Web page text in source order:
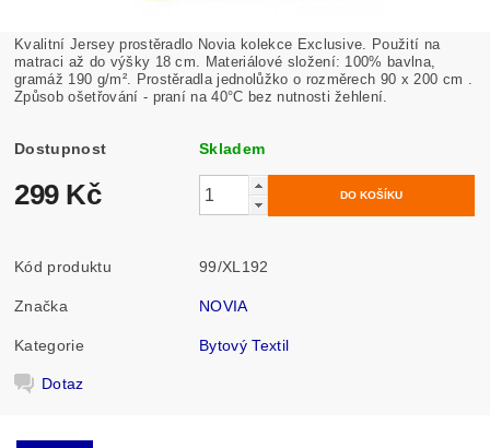
Kvalitní Jersey prostěradlo Novia kolekce Exclusive.
Použití na
matraci až do výšky 18 cm. Materiálové složení: 100% bavlna,
gramáž 190 g/m². Prostěradla jednolůžko o rozměrech 90 x 200 cm .
Způsob ošetřování - praní na40°C bez nutnosti žehlení.
Dostupnost Skladem
299 Kč
Kód produktu 99/XL192
Značka NOVIA
Kategorie Bytový Textil
Dotaz